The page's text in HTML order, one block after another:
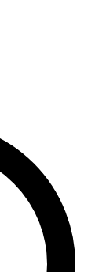
les matériels